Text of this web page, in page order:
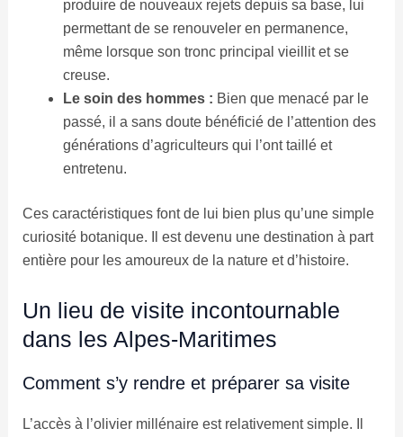
produire de nouveaux rejets depuis sa base, lui
permettant de se renouveler en permanence,
même lorsque son tronc principal vieillit et se
creuse.
Le soin des hommes : Bien que menacé par le
passé, il a sans doute bénéficié de l’attention des
générations d’agriculteurs qui l’ont taillé et
entretenu.
Ces caractéristiques font de lui bien plus qu’une simple
curiosité botanique. Il est devenu une destination à part
entière pour les amoureux de la nature et d’histoire.
Un lieu de visite incontournable
dans les Alpes-Maritimes
Comment s’y rendre et préparer sa visite
L’accès à l’olivier millénaire est relativement simple. Il